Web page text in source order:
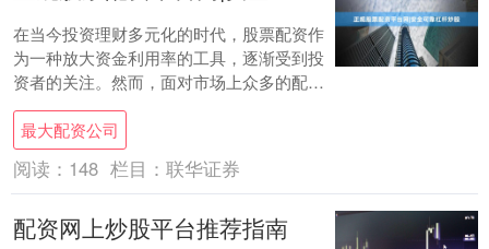
在当今投资理财多元化的时代，股票配资作
为一种放大资金利用率的工具，逐渐受到投
资者的关注。然而，面对市场上众多的配资
平台，如何选择一个正规、安全、可靠的平
台最大配....
最大配资公司
阅读： 148 栏目： 联华证券
配资网上炒股平台推荐指南